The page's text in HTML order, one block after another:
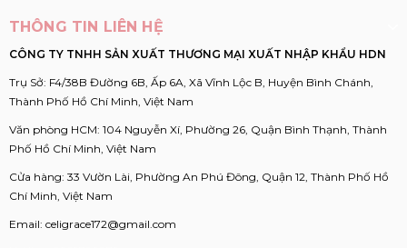
THÔNG TIN LIÊN HỆ
CÔNG TY TNHH SẢN XUẤT THƯƠNG MẠI XUẤT NHẬP KHẨU HDN
Trụ Sở: F4/38B Đường 6B, Ấp 6A, Xã Vĩnh Lộc B, Huyện Bình Chánh,
Thành Phố Hồ Chí Minh, Việt Nam
Văn phòng HCM: 104 Nguyễn Xí, Phường 26, Quận Bình Thạnh, Thành
Phố Hồ Chí Minh, Việt Nam
Cửa hàng: 33 Vườn Lài, Phường An Phú Đông, Quận 12, Thành Phố Hồ
Chí Minh, Việt Nam
Email: celigrace172@gmail.com